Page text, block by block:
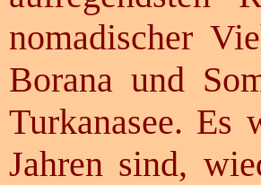
nomadischer
Borana und
Turkanasee. Es
Jahren sind,